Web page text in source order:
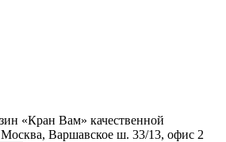
«Кран Вам» качественной
Москва, Варшавское ш. 33/13, офис 2